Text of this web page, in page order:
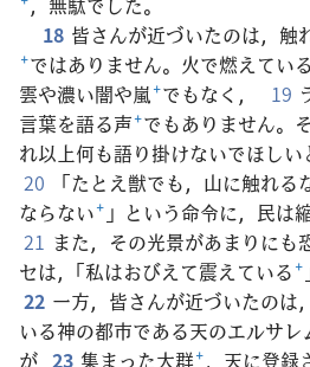
18 皆さんが近づいたのは，触
+ではありません。火で燃えてい
雲や濃い闇や嵐+でもなく， 19
言葉を語る声+でもありません。
れ以上何も語り掛けないでほしい
20
「たとえ獣でも，山に触れ
ならない+ 」という命令に，民は
21 また，その光景があまりにも
セは，「私はおびえて震えている+
22 一方，皆さんが近づいたのは
いる神の都市である天のエルサレ
が 23 集まった大群+，天に登録